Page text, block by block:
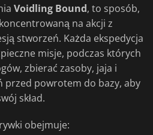
Voidling Bound, to sposób,
na akcji z
stworzeń. Każda ekspedycja
misje, podczas których
zbierać zasoby, jaja i
przed powrotem do bazy, aby
skład.
obejmuje: